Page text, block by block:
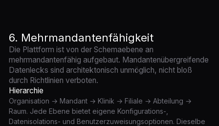
6. Mehrmandantenfähigkeit
Die Plattform ist von der Schemaebene an
mehrmandantenfähig aufgebaut. Mandantenübergreifende
Datenlecks sind architektonisch unmöglich, nicht bloß
durch Richtlinien verboten.
Hierarchie
Organisation → Mandant → Klinik → Filiale → Abteilung →
Raum. Jede Ebene bietet eigene Konfigurations-,
Datenisolations- und Benutzerzuweisungsoptionen. Dieselbe